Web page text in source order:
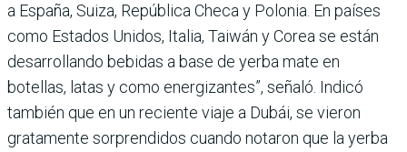
a España, Suiza, República Checa y Polonia. En países
como Estados Unidos, Ita­lia, Taiwán y Corea se están
desarrollando bebidas a base de yerba mate en
botellas, latas y como energizantes”, señaló. Indicó
también que en un reciente viaje a Dubái, se vieron
gratamente sor­prendidos cuando notaron que la yerba